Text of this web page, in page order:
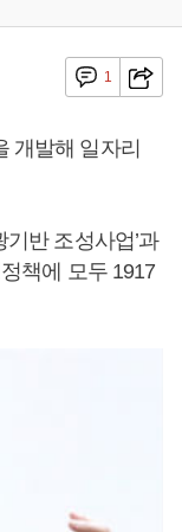
1
개발해 일자리
반 조성사업’과
책에 모두 1917